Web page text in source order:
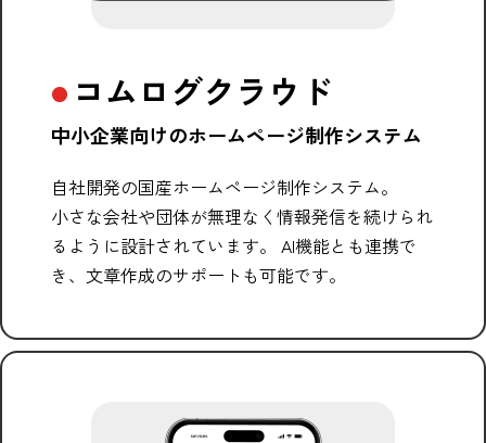
コムログクラウド
中小企業向けのホームページ制作システム
自社開発の国産ホームページ制作システム。
小さな会社や団体が無理なく情報発信を続けられ
るように設計されています。 AI機能とも連携で
き、文章作成のサポートも可能です。